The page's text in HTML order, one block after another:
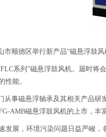
德区举行新产品“磁悬浮鼓风
系列”磁悬浮鼓风机。届时将
性能。
事磁悬浮轴承及其相关产品研
AMB磁悬浮鼓风机的上市，
展，环境污染问题日益严峻，